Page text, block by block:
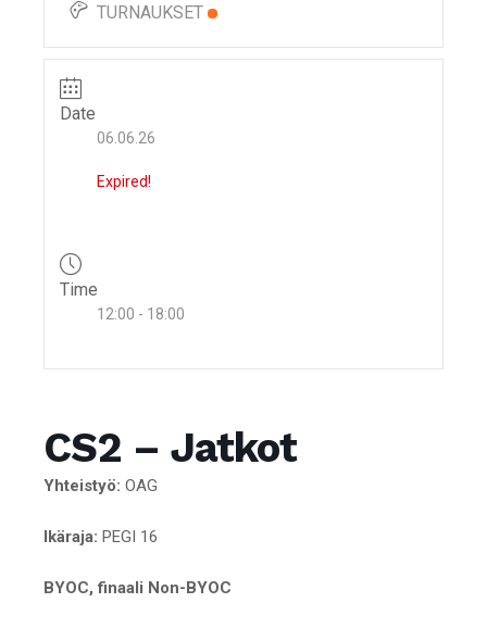
o
TURNAUKSET
Date
06.06.26
Expired!
Time
12:00 - 18:00
CS2 – Jatkot
Yhteistyö: OAG
Ikäraja: PEGI 16
BYOC, finaali Non-BYOC